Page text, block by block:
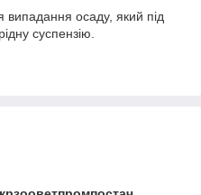
випадання осаду, який під
суспензію.